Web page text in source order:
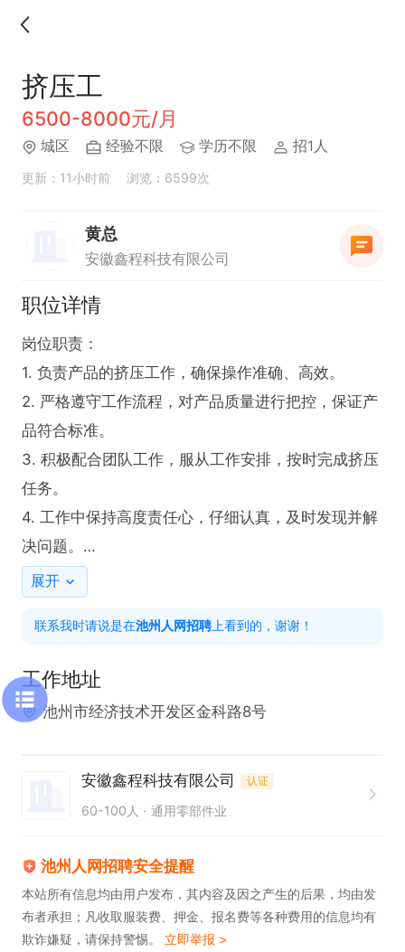
挤压工
6500-8000元/月
城区 经验不限 学历不限 招1人
更新：11小时前 浏览：6599次
黄总
安徽鑫程科技有限公司
职位详情
岗位职责：
1. 负责产品的挤压工作，确保操作准确、高效。
2. 严格遵守工作流程，对产品质量进行把控，保证产
品符合标准。
3. 积极配合团队工作，服从工作安排，按时完成挤压
任务。
4. 工作中保持高度责任心，仔细认真，及时发现并解
决问题。
任职要求：
1. 具备较强的责任心，对待工作认真负责。
3. 工作积极主动，仔细严谨，确保工作质量
展开
联系我时请说是在池州人网招聘 上看到的，谢谢！
工作地址
池州市经济技术开发区金科路8号
安徽鑫程科技有限公司 认证
60-100人 通用零部件业
池州人网招聘安全提醒
本站所有信息均由用户发布，其内容及因之产生的后果，均由发
布者承担；凡收取服装费、押金、报名费等各种费用的信息均有
欺诈嫌疑，请保持警惕。 立即举报 >